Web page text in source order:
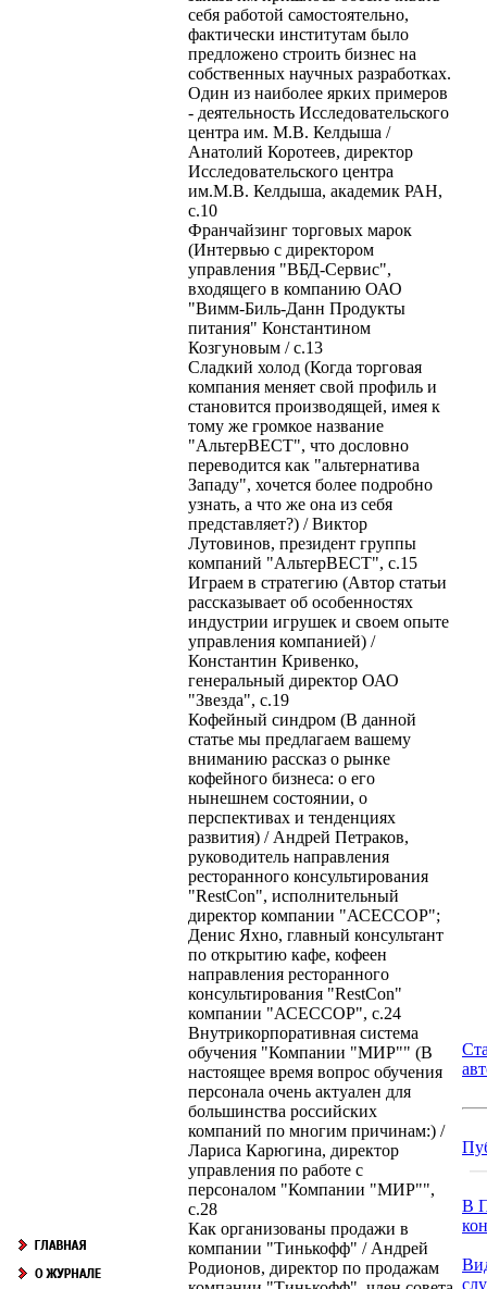
себя работой самостоятельно,
фактически институтам было
предложено строить бизнес на
собственных научных разработках.
Один из наиболее ярких примеров
- деятельность Исследовательского
центра им. М.В. Келдыша /
Анатолий Коротеев, директор
Исследовательского центра
им.М.В. Келдыша, академик РАН,
с.10
Франчайзинг торговых марок
(Интервью с директором
управления "ВБД-Сервис",
входящего в компанию ОАО
"Вимм-Биль-Данн Продукты
питания" Константином
Козгуновым / с.13
Сладкий холод (Когда торговая
компания меняет свой профиль и
становится производящей, имея к
тому же громкое название
"АльтерВЕСТ", что дословно
переводится как "альтернатива
Западу", хочется более подробно
узнать, а что же она из себя
представляет?) / Виктор
Лутовинов, президент группы
компаний "АльтерВЕСТ", с.15
Играем в стратегию (Автор статьи
рассказывает об особенностях
индустрии игрушек и своем опыте
управления компанией) /
Константин Кривенко,
генеральный директор ОАО
"Звезда", с.19
Кофейный синдром (В данной
статье мы предлагаем вашему
вниманию рассказ о рынке
кофейного бизнеса: о его
нынешнем состоянии, о
перспективах и тенденциях
развития) / Андрей Петраков,
руководитель направления
ресторанного консультирования
"RestCon", исполнительный
директор компании "АСЕССОР";
Денис Яхно, главный консультант
по открытию кафе, кофеен
направления ресторанного
консультирования "RestCon"
компании "АСЕССОР", с.24
Внутрикорпоративная система
обучения "Компании "МИР"" (В
настоящее время вопрос обучения
персонала очень актуален для
большинства российских
компаний по многим причинам:) /
Лариса Карюгина, директор
управления по работе с
персоналом "Компании "МИР"",
с.28
Как организованы продажи в
компании "Тинькофф" / Андрей
Родионов, директор по продажам
В